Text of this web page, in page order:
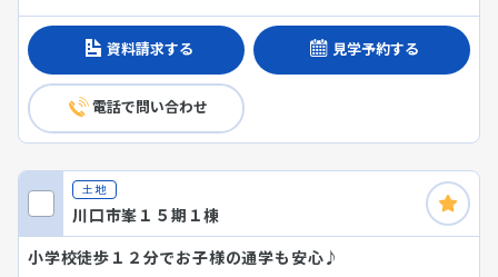
資料請求する 見学予約する
電話で問い合わせ
土地
川口市峯１５期１棟
小学校徒歩１２分でお子様の通学も安心♪